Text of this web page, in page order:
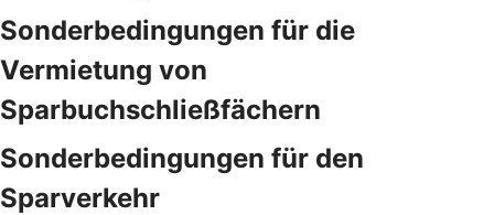
Sonderbedingungen für die
Vermietung von
Sparbuchschließfächern
Sonderbedingungen für den
Sparverkehr